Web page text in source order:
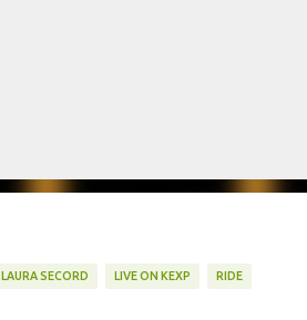
LAURA SECORD LIVE ON KEXP RIDE